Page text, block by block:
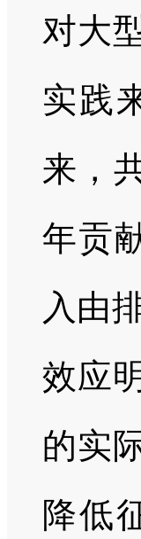
对大
实践
来，
年贡
入由
效应
的实
降低